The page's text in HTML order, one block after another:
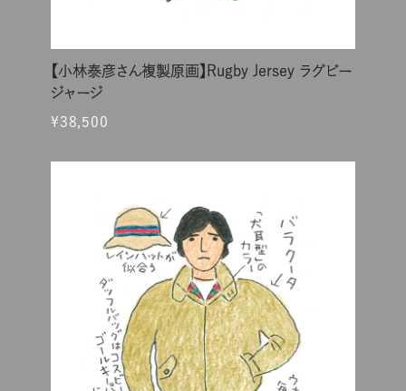
【小林泰彦さん複製原画】Rugby Jersey ラグビー
ジャージ
¥38,500